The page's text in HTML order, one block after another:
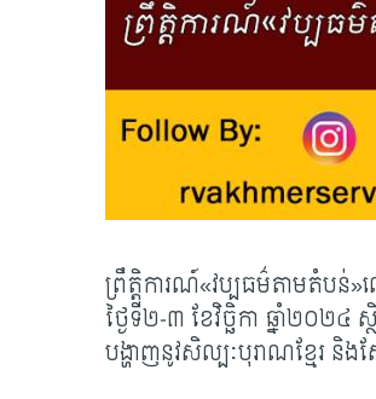
ព្រឹត្តិការណ៍«វប្បធម៌តាមតំបន់»
ថ្ងៃទី២-៣ ខែវិច្ឆិកា ឆ្នាំ២០២
បង្ហាញនូវសិល្បៈបុរាណខ្មែរ និ